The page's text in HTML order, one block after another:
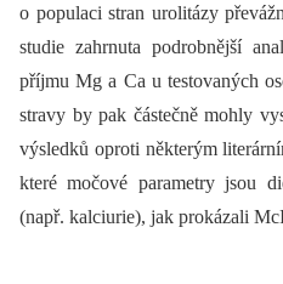
o populaci stran urolitázy
studie zahrnuta podrobnější
příjmu Mg a Ca u testovaných
stravy by pak částečně mohly
výsledků oproti ně­kte­rým
kte­ré močové parametry jsou
(např. kalciurie), jak prokázali